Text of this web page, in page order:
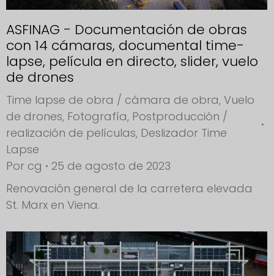
ASFINAG - Documentación de obras
con 14 cámaras, documental time-
lapse, película en directo, slider, vuelo
de drones
Time lapse de obra / cámara de obra, Vuelo
de drones, Fotografía, Postproducción /
realización de películas, Deslizador Time
Lapse
Por cg
25 de agosto de 2023
Renovación general de la carretera elevada
St. Marx en Viena.